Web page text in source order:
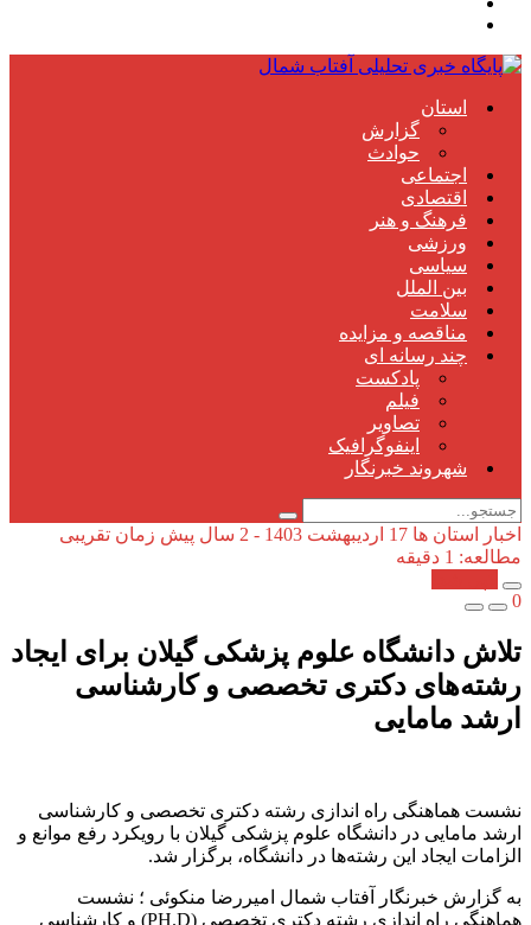
استان
گزارش
حوادث
اجتماعی
اقتصادی
فرهنگ و هنر
ورزشی
سیاسی
بین الملل
سلامت
مناقصه و مزایده
چند رسانه ای
پادکست
فیلم
تصاویر
اینفوگرافیک
شهروند خبرنگار
اخبار استان ها 17 اردیبهشت 1403 - 2 سال پیش
زمان تقریبی
مطالعه: 1 دقیقه
0
تلاش دانشگاه علوم پزشکی گیلان برای ایجاد
رشته‌های دکتری تخصصی و کارشناسی
ارشد مامایی
نشست هماهنگی راه اندازی رشته دکتری تخصصی و کارشناسی
ارشد مامایی در دانشگاه علوم پزشکی گیلان با رویکرد رفع موانع و
الزامات ایجاد این رشته‌ها در دانشگاه، برگزار شد.
به گزارش خبرنگار آفتاب شمال امیررضا منکوئی ؛ نشست
هماهنگی راه اندازی رشته دکتری تخصصی (PH.D) و کارشناسی